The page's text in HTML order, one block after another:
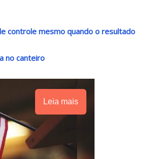
controle mesmo quando o resultado
no canteiro
Leia mais